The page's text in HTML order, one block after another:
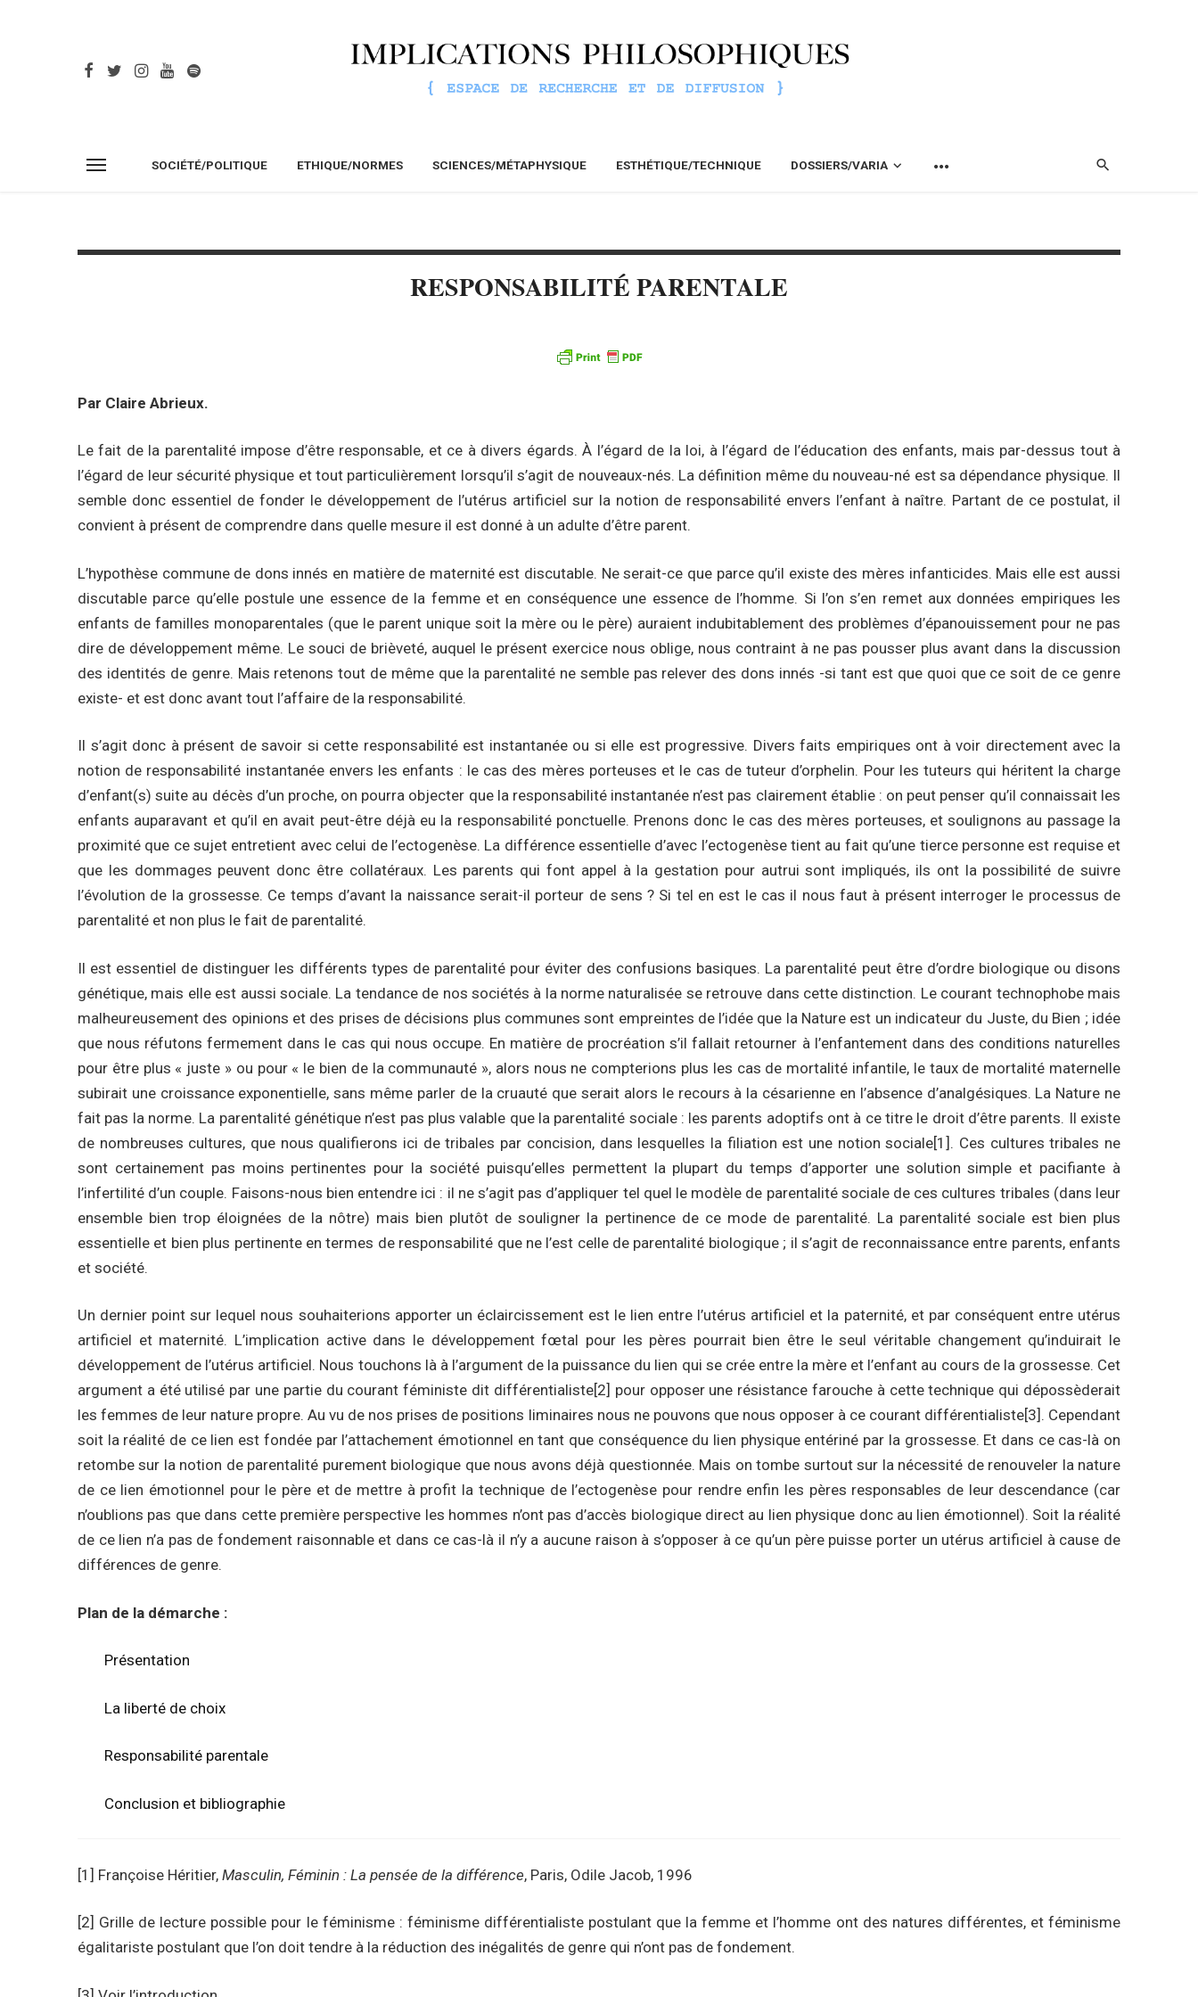
SOCIÉTÉ/POLITIQUE ETHIQUE/NORMES SCIENCES/MÉTAPHYSIQUE ESTHÉTIQUE/TECHNIQUE DOSSIERS/VARIA
RESPONSABILITÉ PARENTALE
Par Claire Abrieux.
Le fait de la parentalité impose d’être responsable, et ce à divers égards. À l’égard de la loi, à l’égard de l’éducation des enfants, mais par-dessus tout à
l’égard de leur sécurité physique et tout particulièrement lorsqu’il s’agit de nouveaux-nés. La définition même du nouveau-né est sa dépendance physique. Il
semble donc essentiel de fonder le développement de l’utérus artificiel sur la notion de responsabilité envers l’enfant à naître. Partant de ce postulat, il
convient à présent de comprendre dans quelle mesure il est donné à un adulte d’être parent.
L’hypothèse commune de dons innés en matière de maternité est discutable. Ne serait-ce que parce qu’il existe des mères infanticides. Mais elle est aussi
discutable parce qu’elle postule une essence de la femme et en conséquence une essence de l’homme. Si l’on s’en remet aux données empiriques les
enfants de familles monoparentales (que le parent unique soit la mère ou le père) auraient indubitablement des problèmes d’épanouissement pour ne pas
dire de développement même. Le souci de brièveté, auquel le présent exercice nous oblige, nous contraint à ne pas pousser plus avant dans la discussion
des identités de genre. Mais retenons tout de même que la parentalité ne semble pas relever des dons innés -si tant est que quoi que ce soit de ce genre
existe- et est donc avant tout l’affaire de la responsabilité.
Il s’agit donc à présent de savoir si cette responsabilité est instantanée ou si elle est progressive. Divers faits empiriques ont à voir directement avec la
notion de responsabilité instantanée envers les enfants : le cas des mères porteuses et le cas de tuteur d’orphelin. Pour les tuteurs qui héritent la charge
d’enfant(s) suite au décès d’un proche, on pourra objecter que la responsabilité instantanée n’est pas clairement établie : on peut penser qu’il connaissait les
enfants auparavant et qu’il en avait peut-être déjà eu la responsabilité ponctuelle. Prenons donc le cas des mères porteuses, et soulignons au passage la
proximité que ce sujet entretient avec celui de l’ectogenèse. La différence essentielle d’avec l’ectogenèse tient au fait qu’une tierce personne est requise et
que les dommages peuvent donc être collatéraux. Les parents qui font appel à la gestation pour autrui sont impliqués, ils ont la possibilité de suivre
l’évolution de la grossesse. Ce temps d’avant la naissance serait-il porteur de sens ? Si tel en est le cas il nous faut à présent interroger le processus de
parentalité et non plus le fait de parentalité.
Il est essentiel de distinguer les différents types de parentalité pour éviter des confusions basiques. La parentalité peut être d’ordre biologique ou disons
génétique, mais elle est aussi sociale. La tendance de nos sociétés à la norme naturalisée se retrouve dans cette distinction. Le courant technophobe mais
malheureusement des opinions et des prises de décisions plus communes sont empreintes de l’idée que la Nature est un indicateur du Juste, du Bien ; idée
que nous réfutons fermement dans le cas qui nous occupe. En matière de procréation s’il fallait retourner à l’enfantement dans des conditions naturelles
pour être plus « juste » ou pour « le bien de la communauté », alors nous ne compterions plus les cas de mortalité infantile, le taux de mortalité maternelle
subirait une croissance exponentielle, sans même parler de la cruauté que serait alors le recours à la césarienne en l’absence d’analgésiques. La Nature ne
fait pas la norme. La parentalité génétique n’est pas plus valable que la parentalité sociale : les parents adoptifs ont à ce titre le droit d’être parents. Il existe
de nombreuses cultures, que nous qualifierons ici de tribales par concision, dans lesquelles la filiation est une notion sociale[1] . Ces cultures tribales ne
sont certainement pas moins pertinentes pour la société puisqu’elles permettent la plupart du temps d’apporter une solution simple et pacifiante à
l’infertilité d’un couple. Faisons-nous bien entendre ici : il ne s’agit pas d’appliquer tel quel le modèle de parentalité sociale de ces cultures tribales (dans leur
ensemble bien trop éloignées de la nôtre) mais bien plutôt de souligner la pertinence de ce mode de parentalité. La parentalité sociale est bien plus
essentielle et bien plus pertinente en termes de responsabilité que ne l’est celle de parentalité biologique ; il s’agit de reconnaissance entre parents, enfants
et société.
Un dernier point sur lequel nous souhaiterions apporter un éclaircissement est le lien entre l’utérus artificiel et la paternité, et par conséquent entre utérus
artificiel et maternité. L’implication active dans le développement fœtal pour les pères pourrait bien être le seul véritable changement qu’induirait le
développement de l’utérus artificiel. Nous touchons là à l’argument de la puissance du lien qui se crée entre la mère et l’enfant au cours de la grossesse. Cet
argument a été utilisé par une partie du courant féministe dit différentialiste[2] pour opposer une résistance farouche à cette technique qui dépossèderait
les femmes de leur nature propre. Au vu de nos prises de positions liminaires nous ne pouvons que nous opposer à ce courant différentialiste[3] . Cependant
soit la réalité de ce lien est fondée par l’attachement émotionnel en tant que conséquence du lien physique entériné par la grossesse. Et dans ce cas-là on
retombe sur la notion de parentalité purement biologique que nous avons déjà questionnée. Mais on tombe surtout sur la nécessité de renouveler la nature
de ce lien émotionnel pour le père et de mettre à profit la technique de l’ectogenèse pour rendre enfin les pères responsables de leur descendance (car
n’oublions pas que dans cette première perspective les hommes n’ont pas d’accès biologique direct au lien physique donc au lien émotionnel). Soit la réalité
de ce lien n’a pas de fondement raisonnable et dans ce cas-là il n’y a aucune raison à s’opposer à ce qu’un père puisse porter un utérus artificiel à cause de
différences de genre.
Plan de la démarche :
Présentation
La liberté de choix
Responsabilité parentale
Conclusion et bibliographie
[1] Françoise Héritier, Masculin, Féminin : La pensée de la différence, Paris, Odile Jacob, 1996
[2] Grille de lecture possible pour le féminisme : féminisme différentialiste postulant que la femme et l’homme ont des natures différentes, et féminisme
égalitariste postulant que l’on doit tendre à la réduction des inégalités de genre qui n’ont pas de fondement.